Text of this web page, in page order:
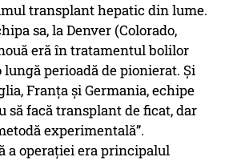
transplant hepatic din lume.
sa, la Denver (Colorado,
eră în tratamentul bolilor
perioadă de pionierat. Și
Franța și Germania, echipe
să facă transplant de ficat, dar
experimentală”.
a operației era principalul